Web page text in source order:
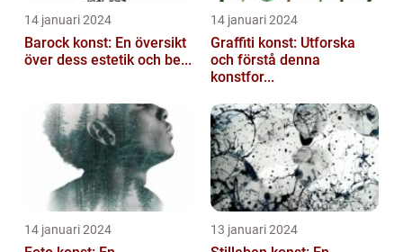
14 januari 2024
Barock konst: En översikt
över dess estetik och be...
14 januari 2024
Graffiti konst: Utforska
och förstå denna
konstfor...
14 januari 2024 13 januari 2024